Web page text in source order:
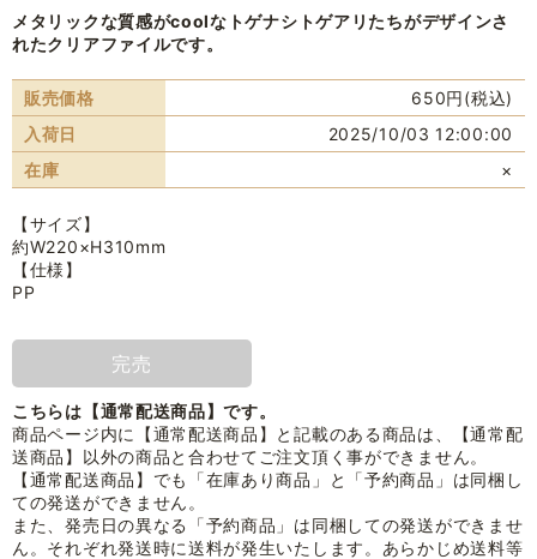
メタリックな質感がcoolなトゲナシトゲアリたちがデザインさ
れたクリアファイルです。
販売価格
650円(税込)
入荷日
2025/10/03 12:00:00
在庫
×
【サイズ】
約W220×H310mm
【仕様】
PP
完売
こちらは【通常配送商品】です。
商品ページ内に【通常配送商品】と記載のある商品は、【通常配
送商品】以外の商品と合わせてご注文頂く事ができません。
【通常配送商品】でも「在庫あり商品」と「予約商品」は同梱し
ての発送ができません。
また、発売日の異なる「予約商品」は同梱しての発送ができませ
ん。それぞれ発送時に送料が発生いたします。あらかじめ送料等